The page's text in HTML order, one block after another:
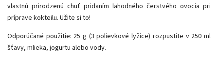
vlastnú prirodzenú chuť pridaním lahodného čerstvého ovocia pri
príprave kokteilu. Užite si to!
Odporúčané použitie: 25 g (3 polievkové lyžice) rozpustite v 250 ml
šťavy, mlieka, jogurtu alebo vody.